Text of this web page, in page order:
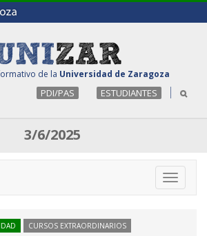
de la Universidad de Zaragoza
PDI/PAS ESTUDIANTES
3/6/2025
Toggle
CURSOS EXTRAORDINARIOS